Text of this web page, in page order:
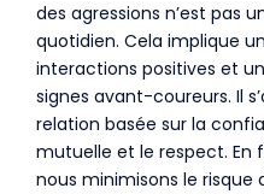
des agressions n’est pas
quotidien. Cela implique
interactions positives et
signes avant-coureurs. Il
relation basée sur la
mutuelle et le respect. En
nous minimisons le risque